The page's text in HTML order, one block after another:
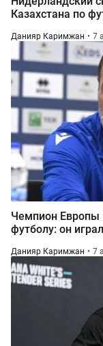
Казахстана по
Данияр Каримжан 7
Чемпион Европы
футболу: он
Данияр Каримжан 7